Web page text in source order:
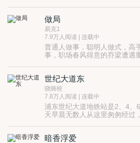
做局
易克1
7.9万人阅读 | 连载中
普通人做事，聪明人做式，高
事，职场春风得意的乔梁遭遇
世纪大道东
骁骑校
7.8万人阅读 | 连载中
浦东世纪大道地铁站是2、4、
天早晨无数人从这里匆匆经过
暗香浮爱